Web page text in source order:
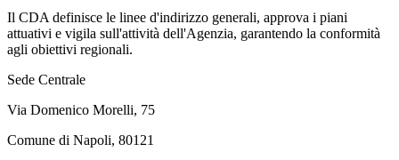
Il CDA definisce le linee d'indirizzo generali, approva i piani
attuativi e vigila sull'attività dell'Agenzia, garantendo la conformità
agli obiettivi regionali.
Sede Centrale
Via Domenico Morelli, 75
Comune di Napoli, 80121